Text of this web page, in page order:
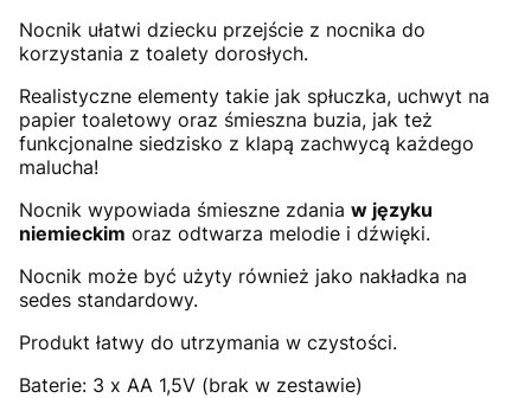
Nocnik ułatwi dziecku przejście z nocnika do
korzystania z toalety dorosłych.
Realistyczne elementy takie jak spłuczka, uchwyt na
papier toaletowy oraz śmieszna buzia, jak też
funkcjonalne siedzisko z klapą zachwycą każdego
malucha!
Nocnik wypowiada śmieszne zdania w języku
niemieckim oraz odtwarza melodie i dźwięki.
Nocnik może być użyty również jako nakładka na
sedes standardowy.
Produkt łatwy do utrzymania w czystości.
Baterie: 3 x AA 1,5V (brak w zestawie)